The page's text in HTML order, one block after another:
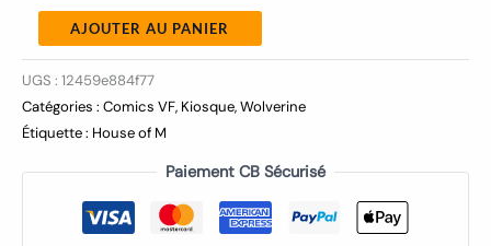
AJOUTER AU PANIER
UGS : 12459e884f77
Catégories : Comics VF, Kiosque,Wolverine
Étiquette : House of M
Paiement CB Sécurisé